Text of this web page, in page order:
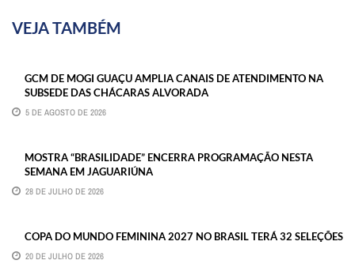
VEJA TAMBÉM
GCM DE MOGI GUAÇU AMPLIA CANAIS DE ATENDIMENTO NA
SUBSEDE DAS CHÁCARAS ALVORADA
5 DE AGOSTO DE 2026
MOSTRA “BRASILIDADE” ENCERRA PROGRAMAÇÃO NESTA
SEMANA EM JAGUARIÚNA
28 DE JULHO DE 2026
COPA DO MUNDO FEMININA 2027 NO BRASIL TERÁ 32 SELEÇÕES
20 DE JULHO DE 2026